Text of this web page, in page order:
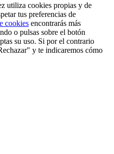
utiliza cookies propias y de
tus preferencias de
cookies encontrarás más
o pulsas sobre el botón
su uso. Si por el contrario
y te indicaremos cómo